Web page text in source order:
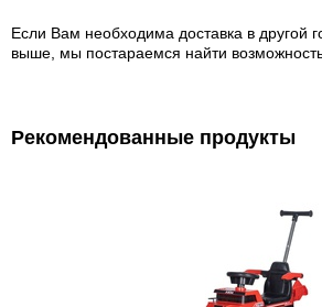
Если Вам необходима доставка в другой
выше, мы постараемся найти возможность
Рекомендованные продукты